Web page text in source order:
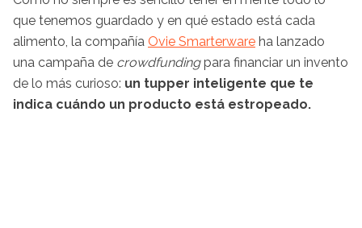
que tenemos guardado y en qué estado está cada
alimento, la compañía Ovie Smarterware ha lanzado
una campaña de crowdfundingpara financiar un invento
de lo más curioso: un tupper inteligente que te
indica cuándo un producto está estropeado.